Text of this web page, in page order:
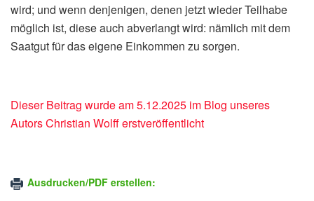
wird; und wenn denjenigen, denen jetzt wieder Teilhabe
möglich ist, diese auch abverlangt wird: nämlich mit dem
Saatgut für das eigene Einkommen zu sorgen.
Dieser Beitrag wurde am 5.12.2025 im Blog unseres
Autors Christian Wolff erstveröffentlicht
Ausdrucken/PDF erstellen: